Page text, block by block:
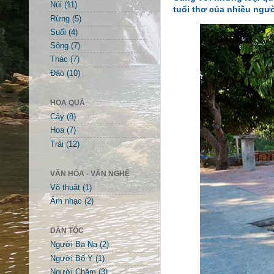
tuổi thơ của nhiều
Núi (11)
Rừng (5)
Suối (4)
Sông (7)
Thác (7)
Đảo (10)
HOA QUẢ
Cây (8)
Hoa (7)
Trái (12)
VĂN HÓA - VĂN NGHỆ
Võ thuật (1)
Âm nhạc (2)
DÂN TỘC
Người Ba Na (2)
Người Bố Y (1)
Người Chăm (3)